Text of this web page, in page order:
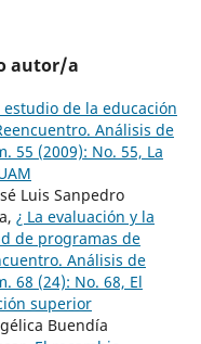
autor/a
estudio de la educación
Análisis de
55 (2009): No. 55, La
Luis Sanpedro
¿ La evaluación y la
de programas de
Análisis de
68 (24): No. 68, El
superior
Buendía